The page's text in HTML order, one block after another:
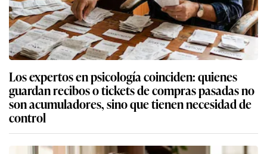
Los expertos en psicología coinciden: quienes
guardan recibos o tickets de compras pasadas no
son acumuladores, sino que tienen necesidad de
control